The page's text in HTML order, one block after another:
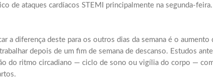
de ataques cardíacos STEMI principalmente na segunda-feira.
a diferença deste para os outros dias da semana é o aumento
depois de um fim de semana de descanso. Estudos
do ritmo circadiano — ciclo de sono ou vigília do corpo —